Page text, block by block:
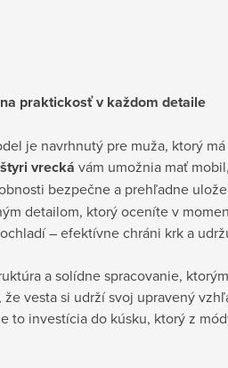
praktickosť v každom detaile
je navrhnutý pre muža, ktorý
štyri vrecká vám umožnia mať
bezpečne a prehľadne
detailom, ktorý oceníte v
– efektívne chráni krk a
a solídne spracovanie,
že vesta si udrží svoj upravený
to investícia do kúsku, ktorý z